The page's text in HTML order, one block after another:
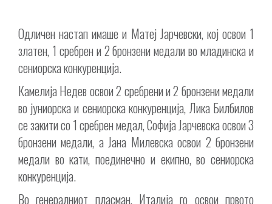
Одличен настап имаше и Матеј Јарчевски, кој освои 1
златен, 1 сребрен и 2 бронзени медали во младинска и
сениорска конкуренција.
Камелија Недев освои 2 сребрени и 2 бронзени медали
во јуниорска и сениорска конкуренција, Лика Билбилов
се закити со 1 сребрен медал, Софија Јарчевска освои 3
бронзени медали, а Јана Милевска освои 2 бронзени
медали во кати, поединечно и екипно, во сениорска
конкуренција.
Во генералниот пласман, Италија го освои првото